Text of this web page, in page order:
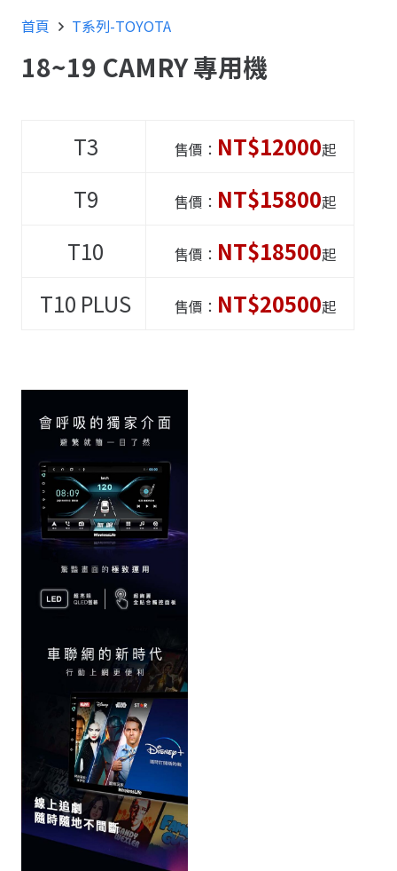
首頁 T系列-TOYOTA
18~19 CAMRY 專用機
T3 售價： NT$12000起
T9 售價： NT$15800起
T10 售價： NT$18500起
T10 PLUS 售價： NT$20500起